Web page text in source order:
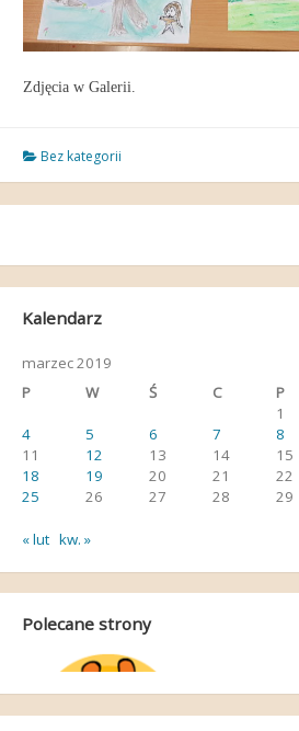
Zdjęcia w Galerii.
Bez kategorii
Kalendarz
marzec 2019
P
W Ś C P
1
4
5 6 7 8
11
12 13 14 15
18
19 20 21 22
25
26 27 28 29
« lut kw. »
Polecane strony